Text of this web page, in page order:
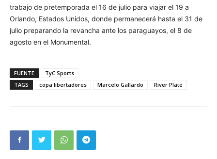
trabajo de pretemporada el 16 de julio para viajar el 19 a
Orlando, Estados Unidos, donde permanecerá hasta el 31 de
julio preparando la revancha ante los paraguayos, el 8 de
agosto en el Monumental.
FUENTE
TyC Sports
TAGS
copa libertadores Marcelo Gallardo River Plate